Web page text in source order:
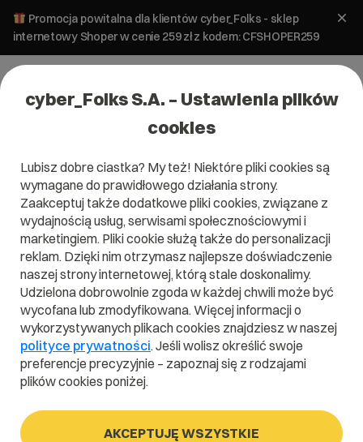
Promocja powitalna dla klientów cyber_Folks - sklep
internetowy Shoper w cenie 259 zł z kodem: CFSHOPER259
Jak przyspieszyć stronę
internetową
AUTOR:ARTUR PAJKERT
Na forach dyskusyjnych i w mediach społecznościowych
często spotykam pytania o doradzenie najlepszego
hostingu – w tym ebooku wyjaśniam, jak technologie
hostingowe wpływają na szybkość stron i dlaczego jest to
takie ważne. Dzięki tej wiedzy wybierzesz hosting bardziej
świadomie!
cyber_Folks S.A. – Ustawienia plików
cookies
Lubisz dobre ciastka? My też! Niektóre pliki cookies są
wymagane do prawidłowego działania strony.
Zaakceptuj także dodatkowe pliki cookies, związane z
wydajnością usług, serwisami społecznościowymi i
marketingiem. Pliki cookie służą także do personalizacji
reklam. Dzięki nim otrzymasz najlepsze doświadczenie
naszej strony internetowej, którą stale doskonalimy.
Udzielona dobrowolnie zgoda w każdej chwili może być
wycofana lub zmodyfikowana. Więcej informacji o
wykorzystywanych plikach cookies znajdziesz w naszej
polityce prywatności. Jeśli wolisz określić swoje
preferencje precyzyjnie – zapoznaj się z rodzajami
plików cookies poniżej.
AKCEPTUJĘ WSZYSTKIE